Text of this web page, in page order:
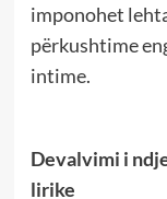
imponohet
përkushtime
intime.
Devalvimi i
lirike